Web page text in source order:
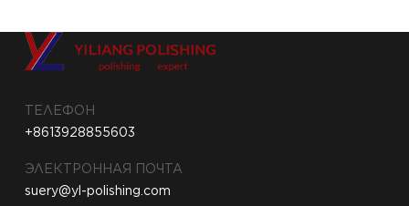
ТЕЛЕФОН
+8613928855603
ЭЛЕКТРОННАЯ ПОЧТА
suery@yl-polishing.com